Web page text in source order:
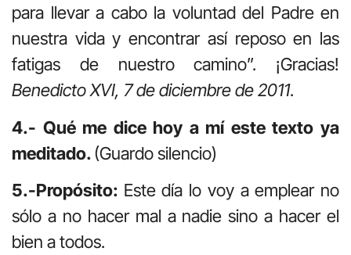
para llevar a cabo la voluntad del Padre en
nuestra vida y encontrar así reposo en las
fatigas de nuestro camino”. ¡Gracias!
Benedicto XVI, 7 de diciembre de 2011.
4.- Qué me dice hoy a mí este texto ya
meditado.(Guardo silencio)
5.-Propósito: Este día lo voy a emplear no
sólo a no hacer mal a nadie sino a hacer el
bien a todos.